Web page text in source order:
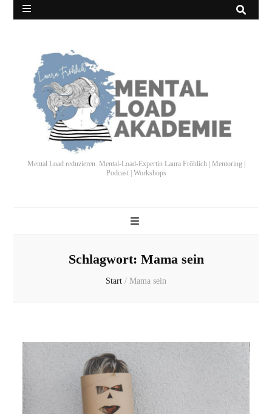
Mental Load reduzieren. Mental-Load-Expertin Laura Fröhlich | Mentoring |
Podcast | Workshops
Schlagwort: Mama sein
Start / Mama sein